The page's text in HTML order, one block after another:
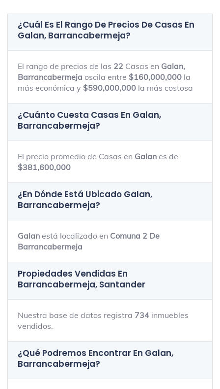
¿Cuál Es El Rango De Precios De Casas En
Galan, Barrancabermeja?
El rango de precios de las 22 Casas en Galan,
Barrancabermeja oscila entre $160,000,000 la
más económica y $590,000,000 la más costosa
¿Cuánto Cuesta Casas En Galan,
Barrancabermeja?
El precio promedio de Casas en Galan es de
$381,600,000
¿En Dónde Está Ubicado Galan,
Barrancabermeja?
Galan está localizado en Comuna 2 De
Barrancabermeja
Propiedades Vendidas En
Barrancabermeja, Santander
Nuestra base de datos registra 734 inmuebles
vendidos.
¿Qué Podremos Encontrar En Galan,
Barrancabermeja?